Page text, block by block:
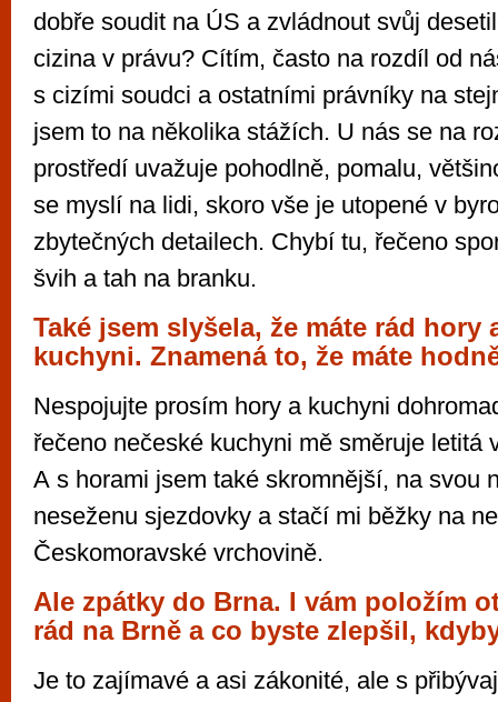
dobře soudit na ÚS a zvládnout svůj
cizina v právu? Cítím, často na rozdíl od
s cizími soudci a ostatními právníky na
jsem to na několika stážích. U nás se na
prostředí uvažuje pohodlně, pomalu,
se myslí na lidi, skoro vše je utopené v
zbytečných detailech. Chybí tu, řečeno
švih a tah na branku.
Také jsem slyšela, že máte rád hory
kuchyni. Znamená to, že máte
Nespojujte prosím hory a kuchyni
řečeno nečeské kuchyni mě směruje letitá
A s horami jsem také skromnější, na svou
neseženu sjezdovky a stačí mi běžky na
Českomoravské vrchovině.
Ale zpátky do Brna. I vám položím
rád na Brně a co byste zlepšil,
Je to zajímavé a asi zákonité, ale s